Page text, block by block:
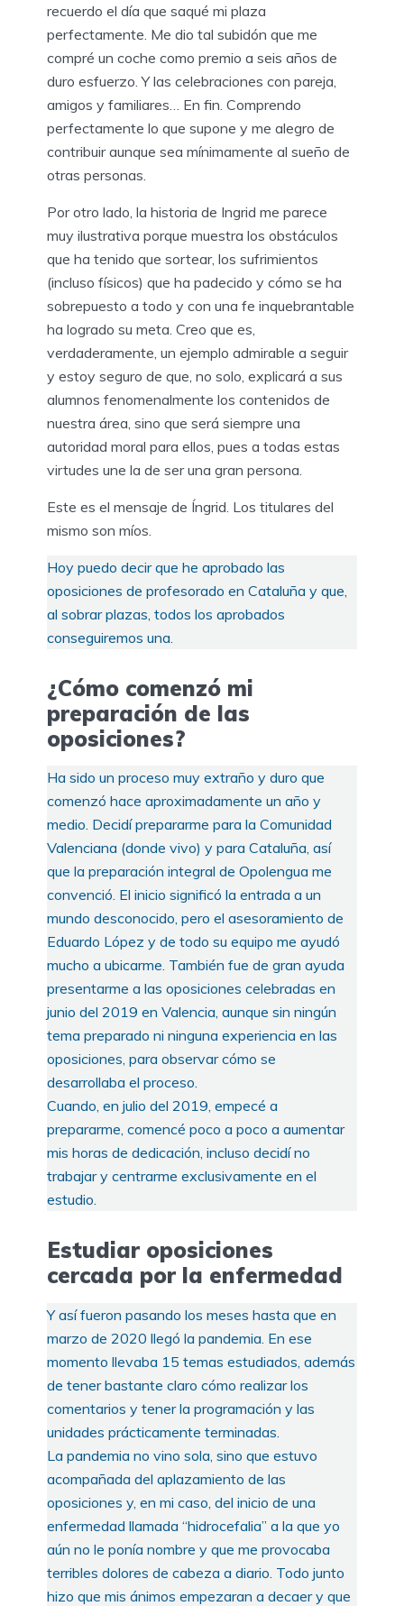
recuerdo el día que saqué mi plaza
perfectamente. Me dio tal subidón que me
compré un coche como premio a seis años de
duro esfuerzo. Y las celebraciones con pareja,
amigos y familiares… En fin. Comprendo
perfectamente lo que supone y me alegro de
contribuir aunque sea mínimamente al sueño de
otras personas.
Por otro lado, la historia de Ingrid me parece
muy ilustrativa porque muestra los obstáculos
que ha tenido que sortear, los sufrimientos
(incluso físicos) que ha padecido y cómo se ha
sobrepuesto a todo y con una fe inquebrantable
ha logrado su meta. Creo que es,
verdaderamente, un ejemplo admirable a seguir
y estoy seguro de que, no solo, explicará a sus
alumnos fenomenalmente los contenidos de
nuestra área, sino que será siempre una
autoridad moral para ellos, pues a todas estas
virtudes une la de ser una gran persona.
Este es el mensaje de Íngrid. Los titulares del
mismo son míos.
Hoy puedo decir que he aprobado las
oposiciones de profesorado en Cataluña y que,
al sobrar plazas, todos los aprobados
conseguiremos una.
¿Cómo comenzó mi
preparación de las
oposiciones?
Ha sido un proceso muy extraño y duro que
comenzó hace aproximadamente un año y
medio. Decidí prepararme para la Comunidad
Valenciana (donde vivo) y para Cataluña, así
que la preparación integral de Opolengua me
convenció. El inicio significó la entrada a un
mundo desconocido, pero el asesoramiento de
Eduardo López y de todo su equipo me ayudó
mucho a ubicarme. También fue de gran ayuda
presentarme a las oposiciones celebradas en
junio del 2019 en Valencia, aunque sin ningún
tema preparado ni ninguna experiencia en las
oposiciones, para observar cómo se
desarrollaba el proceso.
Cuando, en julio del 2019, empecé a
prepararme, comencé poco a poco a aumentar
mis horas de dedicación, incluso decidí no
trabajar y centrarme exclusivamente en el
estudio.
Estudiar oposiciones
cercada por la enfermedad
Y así fueron pasando los meses hasta que en
marzo de 2020 llegó la pandemia. En ese
momento llevaba 15 temas estudiados, además
de tener bastante claro cómo realizar los
comentarios y tener la programación y las
unidades prácticamente terminadas.
La pandemia no vino sola, sino que estuvo
acompañada del aplazamiento de las
oposiciones y, en mi caso, del inicio de una
enfermedad llamada “hidrocefalia” a la que yo
aún no le ponía nombre y que me provocaba
terribles dolores de cabeza a diario. Todo junto
hizo que mis ánimos empezaran a decaer y que